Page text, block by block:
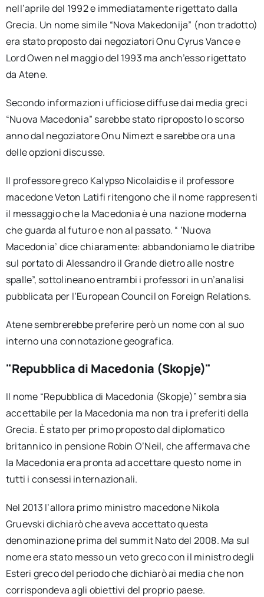
nell’aprile del 1992 e immediatamente rigettato dalla
Grecia. Un nome simile “Nova Makedonija” (non tradotto)
era stato proposto dai negoziatori Onu Cyrus Vance e
Lord Owen nel maggio del 1993 ma anch’esso rigettato
da Atene.
Secondo informazioni ufficiose diffuse dai media greci
“Nuova Macedonia” sarebbe stato riproposto lo scorso
anno dal negoziatore Onu Nimezt e sarebbe ora una
delle opzioni discusse.
Il professore greco Kalypso Nicolaidis e il professore
macedone Veton Latifi ritengono che il nome rappresenti
il messaggio che la Macedonia è una nazione moderna
che guarda al futuro e non al passato. “ ‘Nuova
Macedonia’ dice chiaramente: abbandoniamo le diatribe
sul portato di Alessandro il Grande dietro alle nostre
spalle”, sottolineano entrambi i professori in un’analisi
pubblicata per l’European Council on Foreign Relations.
Atene sembrerebbe preferire però un nome con al suo
interno una connotazione geografica.
"Repubblica di Macedonia (Skopje)"
Il nome “Repubblica di Macedonia (Skopje)” sembra sia
accettabile per la Macedonia ma non tra i preferiti della
Grecia. È stato per primo proposto dal diplomatico
britannico in pensione Robin O’Neil, che affermava che
la Macedonia era pronta ad accettare questo nome in
tutti i consessi internazionali.
Nel 2013 l’allora primo ministro macedone Nikola
Gruevski dichiarò che aveva accettato questa
denominazione prima del summit Nato del 2008. Ma sul
nome era stato messo un veto greco con il ministro degli
Esteri greco del periodo che dichiarò ai media che non
corrispondeva agli obiettivi del proprio paese.